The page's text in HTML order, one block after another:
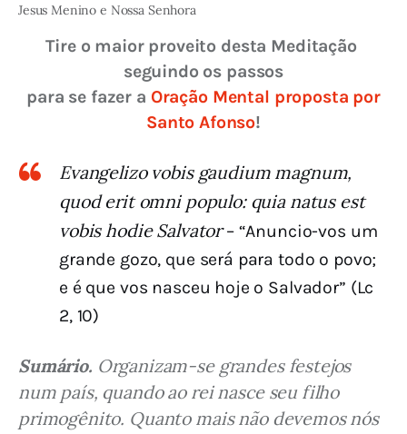
Jesus Menino e Nossa Senhora
Tire o maior proveito desta Meditação
seguindo os passos
para se fazer a Oração Mental proposta por
Santo Afonso!
Evangelizo vobis gaudium magnum,
quod erit omni populo: quia natus est
vobis hodie Salvator– “Anuncio-vos um
grande gozo, que será para todo o povo;
e é que vos nasceu hoje o Salvador” (Lc
2, 10)
Sumário. Organizam-se grandes festejos
num país, quando ao rei nasce seu filho
primogênito. Quanto mais não devemos nós